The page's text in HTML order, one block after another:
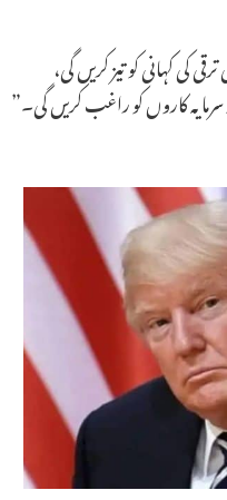
کی کہانی کو تیز کریں گی،
سرمایہ کاروں کو راغب کریں گی۔”